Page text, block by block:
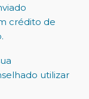
crédito de
utilizar